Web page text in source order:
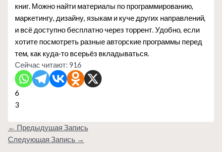
книг. Можно найти материалы по программированию,
маркетингу, дизайну, языкам и куче других направлений,
и всё доступно бесплатно через торрент. Удобно, если
хотите посмотреть разные авторские программы перед
тем, как куда‑то всерьёз вкладываться.
Сейчас читают: 916
6
3
← Предыдущая Запись
Следующая Запись →